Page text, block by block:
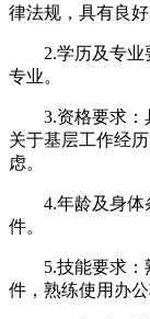
律法规，具有良
2.学历及专业要
专业。
3.资格要求：具
关于基层工作经
虑。
4.年龄及身体条
件。
5.技能要求：熟
件，熟练使用办公